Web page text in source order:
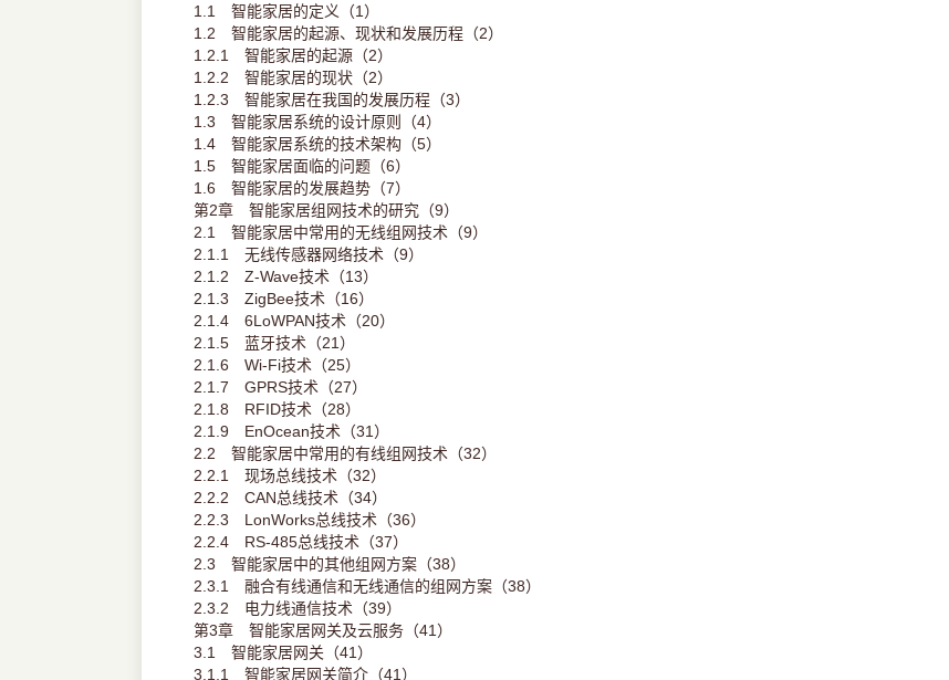
1.1 智能家居的定义（1）
1.2 智能家居的起源、现状和发展历程（2）
1.2.1 智能家居的起源（2）
1.2.2 智能家居的现状（2）
1.2.3 智能家居在我国的发展历程（3）
1.3 智能家居系统的设计原则（4）
1.4 智能家居系统的技术架构（5）
1.5 智能家居面临的问题（6）
1.6 智能家居的发展趋势（7）
第2章 智能家居组网技术的研究（9）
2.1 智能家居中常用的无线组网技术（9）
2.1.1 无线传感器网络技术（9）
2.1.2 Z-Wave技术（13）
2.1.3 ZigBee技术（16）
2.1.4 6LoWPAN技术（20）
2.1.5 蓝牙技术（21）
2.1.6 Wi-Fi技术（25）
2.1.7 GPRS技术（27）
2.1.8 RFID技术（28）
2.1.9 EnOcean技术（31）
2.2 智能家居中常用的有线组网技术（32）
2.2.1 现场总线技术（32）
2.2.2 CAN总线技术（34）
2.2.3 LonWorks总线技术（36）
2.2.4 RS-485总线技术（37）
2.3 智能家居中的其他组网方案（38）
2.3.1 融合有线通信和无线通信的组网方案（38）
2.3.2 电力线通信技术（39）
第3章 智能家居网关及云服务（41）
3.1 智能家居网关（41）
3.1.1 智能家居网关简介（41）